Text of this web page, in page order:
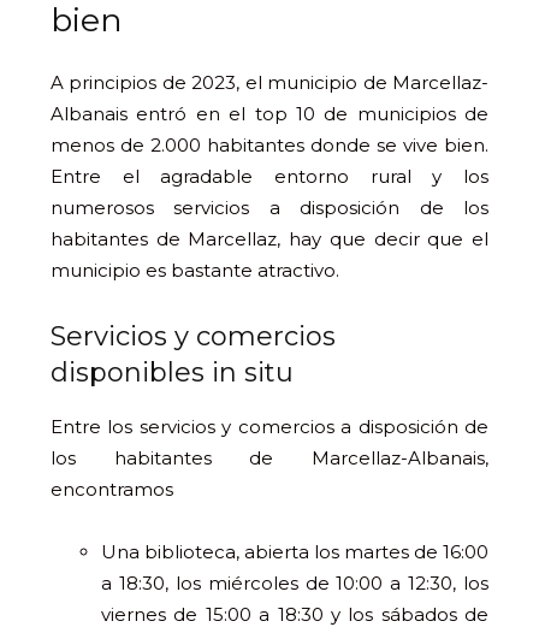
bien
A principios de 2023, el municipio de Marcellaz-
Albanais entró en el top 10 de municipios de
menos de 2.000 habitantes donde se vive bien.
Entre el agradable entorno rural y los
numerosos servicios a disposición de los
habitantes de Marcellaz, hay que decir que el
municipio es bastante atractivo.
Servicios y comercios
disponibles in situ
Entre los servicios y comercios a disposición de
los habitantes de Marcellaz-Albanais,
encontramos
Una biblioteca, abierta los martes de 16:00
a 18:30, los miércoles de 10:00 a 12:30, los
viernes de 15:00 a 18:30 y los sábados de